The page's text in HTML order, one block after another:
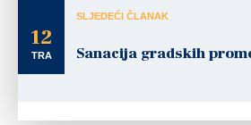
12
TRA
SLJEDEĆI ČLANAK
Sanacija gradskih